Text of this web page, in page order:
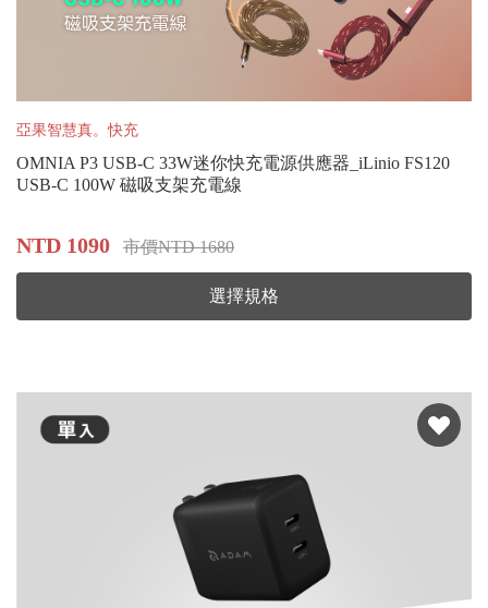
亞果智慧真。快充
OMNIA P3 USB-C 33W迷你快充電源供應器_iLinio FS120
USB-C 100W 磁吸支架充電線
NTD 1090 市價NTD 1680
選擇規格